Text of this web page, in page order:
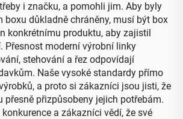
i značku, a pomohli jim. Aby byly
boxu důkladně chráněny, musí být box
konkrétnímu produktu, aby zajistil
Přesnost moderní výrobní linky
stehování a řez odpovídají
Naše vysoké standardy přímo
a proto si zákazníci jsou jisti, že
přesně přizpůsobeny jejich potřebám.
a zákazníci vědí, že své